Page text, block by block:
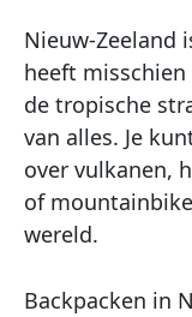
Nieuw-Zeeland
heeft
de tropische
van alles. Je
over vulkanen,
of
wereld.
Backpacken in